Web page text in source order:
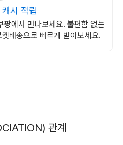
시 적립
팡에서 만나보세요. 불편함 없는
배송으로 빠르게 받아보세요.
관계